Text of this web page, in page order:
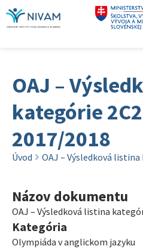
OAJ –
kategórie
2017/2018
Úvod OAJ – Výsledková
Názov dokumentu
OAJ – Výsledková listina
Kategória
Olympiáda v anglickom jazyku